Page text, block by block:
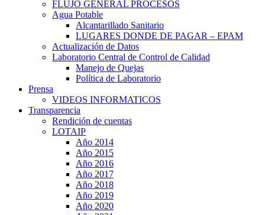
FLUJO GENERAL PROCESOS
Agua Potable
Alcantarillado Sanitario
LUGARES DONDE DE PAGAR – EPAM
Actualización de Datos
Laboratorio Central de Control de Calidad
Manejo de Quejas
Política de Laboratorio
Prensa
VIDEOS INFORMATICOS
Transparencia
Rendición de cuentas
LOTAIP
Año 2014
Año 2015
Año 2016
Año 2017
Año 2018
Año 2019
Año 2020